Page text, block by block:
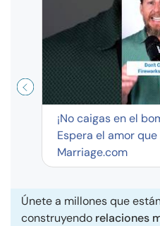
¡No caigas en el
Espera el amor
Marriage.com
Únete a millones que
construyendo relaciones